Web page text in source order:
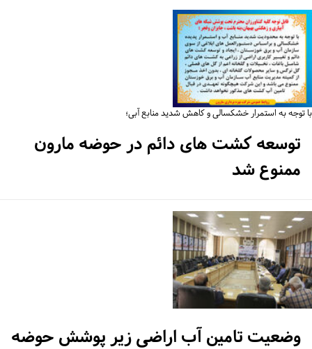
توجه به استمرار خشکسالی و کاهش شدید منابع آبی؛
توسعه کشت های دائم در حوضه مارون
ممنوع شد
وضعیت تامین آب اراضی زیر پوشش حوضه